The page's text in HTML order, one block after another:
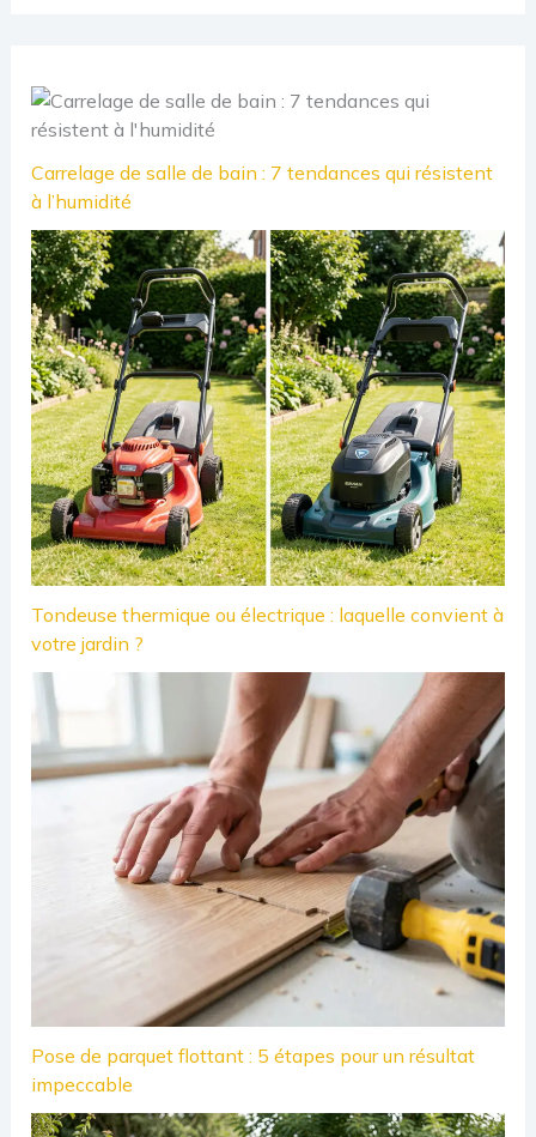
Carrelage de salle de bain : 7 tendances qui résistent
à l’humidité
Tondeuse thermique ou électrique : laquelle convient à
votre jardin ?
Pose de parquet flottant : 5 étapes pour un résultat
impeccable